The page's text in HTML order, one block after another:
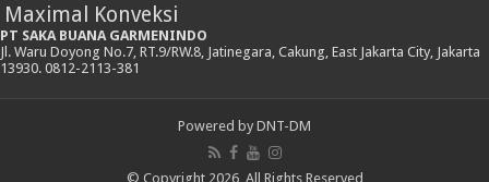
Maximal Konveksi
PT SAKA BUANA GARMENINDO
Jl. Waru Doyong No.7, RT.9/RW.8, Jatinegara, Cakung, East Jakarta City, Jakarta
13930. 0812-2113-381
Powered by DNT-DM
© Copyright 2026, All Rights Reserved